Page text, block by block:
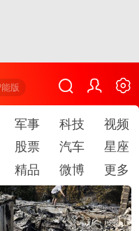
版
军事 科技
视频
股票 汽车
星座
精品 微博 更多